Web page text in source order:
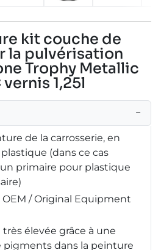
kit couche de
la pulvérisation
Trophy Metallic
vernis 1,25l
−
de la carrosserie, en
(dans ce cas
primaire pour plastique
/ Original Equipment
élevée grâce à une
dans la peinture